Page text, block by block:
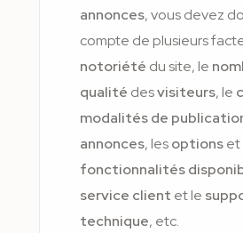
annonces, vous devez
compte de plusieurs
notoriété du site, le
qualité desvisiteurs, le
modalités de
annonces, lesoptionset
fonctionnalités
service client et le
technique, etc.